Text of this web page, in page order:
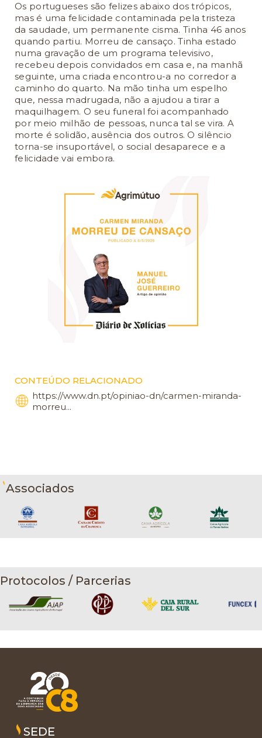
Os portugueses são felizes abaixo dos trópicos,
mas é uma felicidade contaminada pela tristeza
da saudade, um permanente cisma. Tinha 46 anos
quando partiu. Morreu de cansaço. Tinha estado
numa gravação de um programa televisivo,
recebeu depois convidados em casa e, na manhã
seguinte, uma criada encontrou-a no corredor a
caminho do quarto. Na mão tinha um espelho
que, nessa madrugada, não a ajudou a tirar a
maquilhagem. O seu funeral foi acompanhado
por meio milhão de pessoas, nunca tal se vira. A
morte é solidão, ausência dos outros. O silêncio
torna-se insuportável, o social desaparece e a
felicidade vai embora.
CONTEÚDO RELACIONADO
https://www.dn.pt/opiniao-dn/carmen-miranda-
morreu...
Associados
Protocolos / Parcerias
SEDE